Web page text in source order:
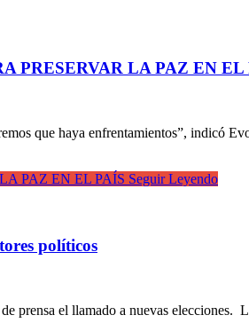
PRESERVAR LA PAZ EN EL
que haya enfrentamientos”, indicó
PAZ EN EL PAÍS Seguir Leyendo
políticos
el llamado a nuevas elecciones.